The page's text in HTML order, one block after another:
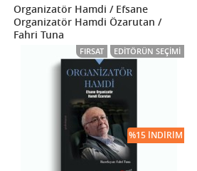
Organizatör Hamdi / Efsane
Organizatör Hamdi Özarutan /
Fahri Tuna
FIRSAT EDITÖRÜN SEÇIMI
%15 İNDIRIM